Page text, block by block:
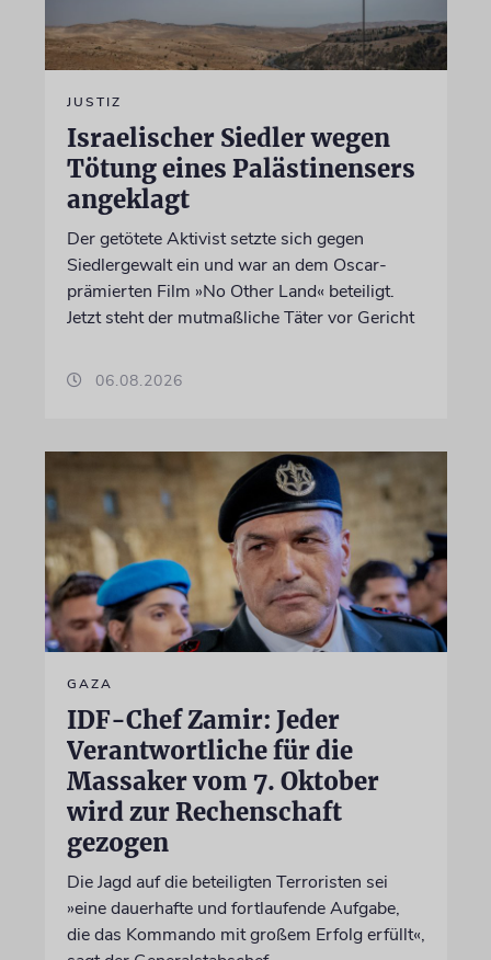
JUSTIZ
Israelischer Siedler wegen
Tötung eines Palästinensers
angeklagt
Der getötete Aktivist setzte sich gegen
Siedlergewalt ein und war an dem Oscar-
prämierten Film »No Other Land« beteiligt.
Jetzt steht der mutmaßliche Täter vor Gericht
06.08.2026
GAZA
IDF-Chef Zamir: Jeder
Verantwortliche für die
Massaker vom 7. Oktober
wird zur Rechenschaft
gezogen
Die Jagd auf die beteiligten Terroristen sei
»eine dauerhafte und fortlaufende Aufgabe,
die das Kommando mit großem Erfolg erfüllt«,